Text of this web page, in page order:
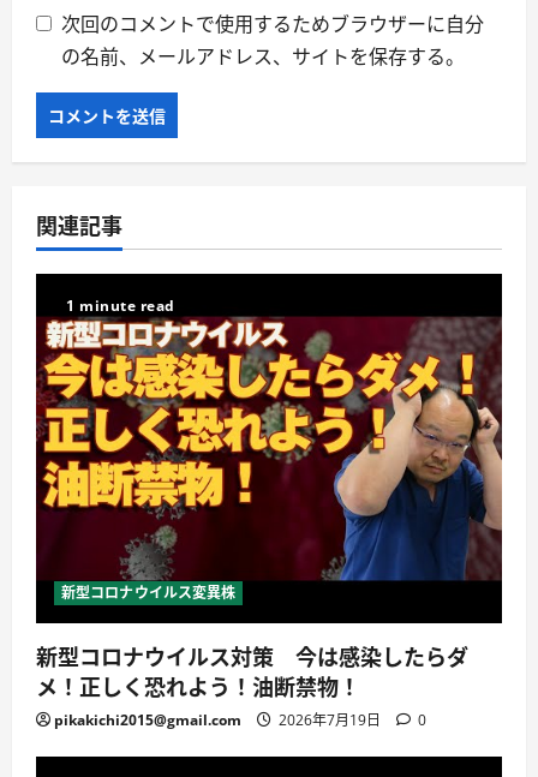
次回のコメントで使用するためブラウザーに自分
の名前、メールアドレス、サイトを保存する。
関連記事
1 minute read
新型コロナウイルス変異株
新型コロナウイルス対策 今は感染したらダ
メ！正しく恐れよう！油断禁物！
pikakichi2015@gmail.com 2026年7月19日 0